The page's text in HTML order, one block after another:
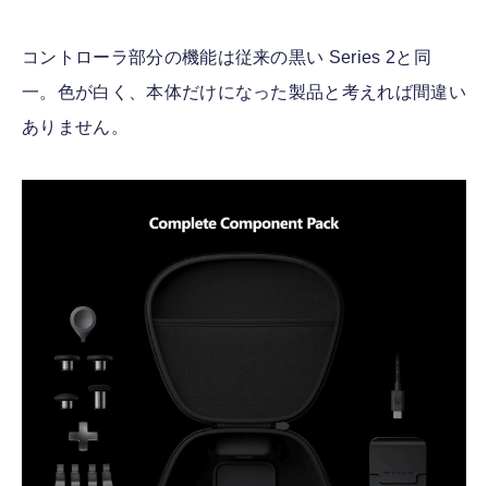
コントローラ部分の機能は従来の黒い Series 2と同
一。色が白く、本体だけになった製品と考えれば間違い
ありません。